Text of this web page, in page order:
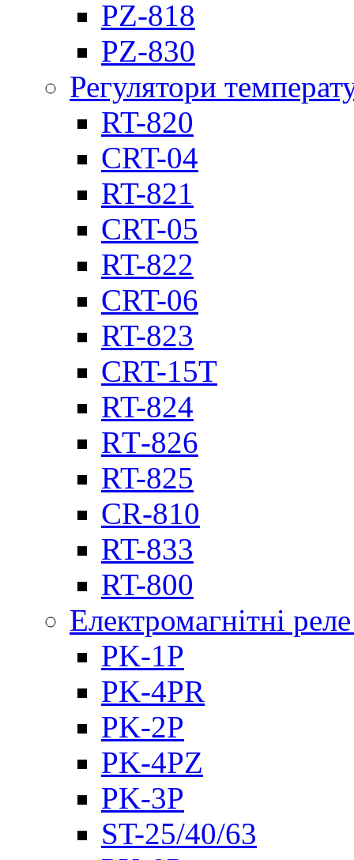
PZ-818
PZ-830
Регулятори
RT-820
CRT-04
RT-821
CRT-05
RT-822
CRT-06
RT-823
CRT-15T
RT-824
RТ-826
RT-825
CR-810
RT-833
RT-800
Електромагнітні
PK-1P
PK-4PR
PK-2Р
PK-4PZ
PK-3Р
ST-25/40/63